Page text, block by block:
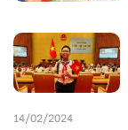
14/02/2024